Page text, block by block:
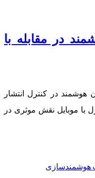
در مقابله با
هوشمند در کنترل انتشار
با موبایل نقش موثری در
هوشمندسازی